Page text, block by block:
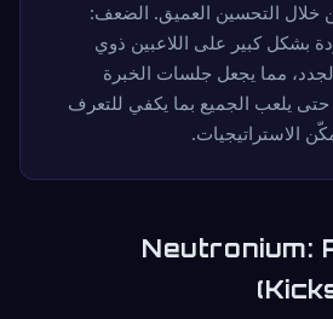
خلال التحسين العميق. الضعف:
بشكل كبير على اللاعبين ذوي
مما يجعل جلسات الخبرة
حتى يلعب الجميع بما يكفي للتعرف
الاستراتيجيات.
Neutronium: